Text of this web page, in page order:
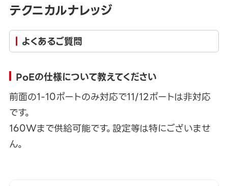
テクニカルナレッジ
よくあるご質問
PoEの仕様について教えてください
前面の1-10ポートのみ対応で11/12ポートは非対応
です。
160Wまで供給可能です。設定等は特にございませ
ん。